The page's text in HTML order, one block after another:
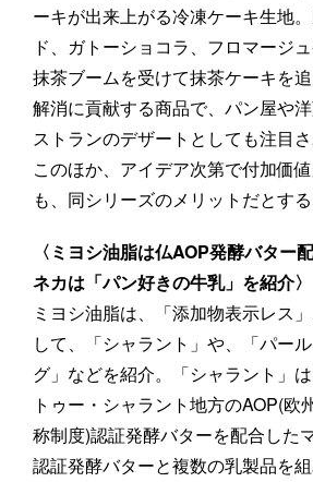
ーキが出来上がる冷凍ケーキ生地
ド、ガトーショコラ、フロマージュ
抹茶ブームを受けて抹茶ケーキを
解消に貢献する商品で、パン屋や
ストランのデザートとしても注目さ
このほか、アイデア次第で付加価
も、同シリーズのメリットだとする
〈ミヨシ油脂は仏AOP発酵バター
ネカは「パン好きの牛乳」を紹介〉
ミヨシ油脂は、「添加物表示レス
して、「シャラント」や、「パー
グ」などを紹介。「シャラント」
トゥー・シャラント地方のAOP(欧
称制度)認証発酵バターを配合した
認証発酵バターと複数の乳製品を